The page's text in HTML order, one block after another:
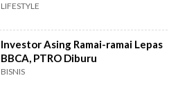
LIFESTYLE
Investor Asing Ramai-ramai Lepas
BBCA, PTRO Diburu
BISNIS